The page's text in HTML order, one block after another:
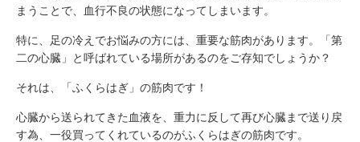
まうことで、血行不良の状態になってしまいます。
特に、足の冷えでお悩みの方には、重要な筋肉があります。「第
二の心臓」と呼ばれている場所があるのをご存知でしょうか？
それは、「ふくらはぎ」の筋肉です！
心臓から送られてきた血液を、重力に反して再び心臓まで送り戻
す為、一役買ってくれているのがふくらはぎの筋肉です。